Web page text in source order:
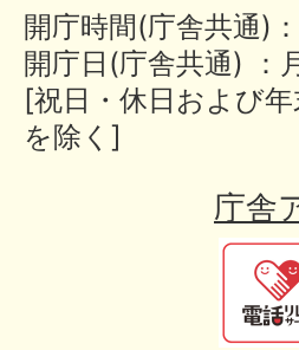
開庁時間(庁舎共通)
開庁日(庁舎共通) ：
[祝日・休日および
を除く]
庁舎